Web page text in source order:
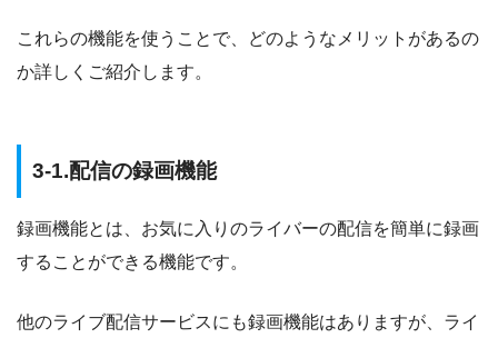
これらの機能を使うことで、どのようなメリットがあるの
か詳しくご紹介します。
3-1.配信の録画機能
録画機能とは、お気に入りのライバーの配信を簡単に録画
することができる機能です。
他のライブ配信サービスにも録画機能はありますが、ライ